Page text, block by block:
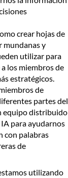
crear hojas de
mundanas y
utilizar para
los miembros de
estratégicos.
de
partes del
equipo distribuido
para ayudarnos
con palabras
de
utilizando